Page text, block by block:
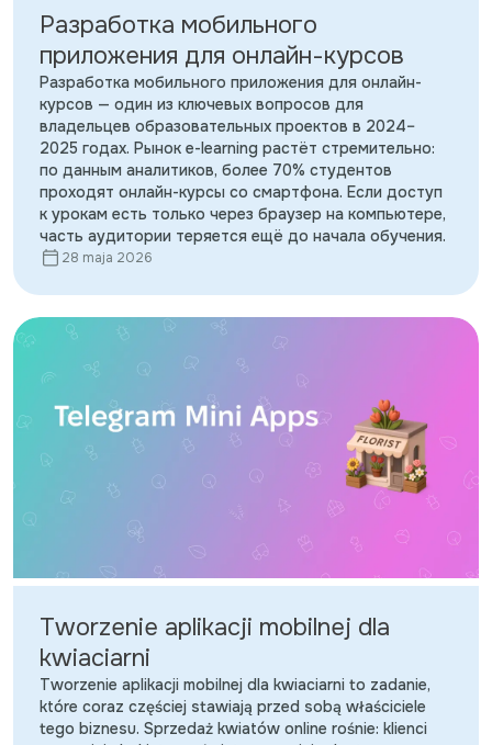
Разработка мобильного
приложения для онлайн-курсов
Разработка мобильного приложения для онлайн-
курсов — один из ключевых вопросов для
владельцев образовательных проектов в 2024–
2025 годах. Рынок e-learning растёт стремительно:
по данным аналитиков, более 70% студентов
проходят онлайн-курсы со смартфона. Если доступ
к урокам есть только через браузер на компьютере,
часть аудитории теряется ещё до начала обучения.
28 maja 2026
Tworzenie aplikacji mobilnej dla
kwiaciarni
Tworzenie aplikacji mobilnej dla kwiaciarni to zadanie,
które coraz częściej stawiają przed sobą właściciele
tego biznesu. Sprzedaż kwiatów online rośnie: klienci